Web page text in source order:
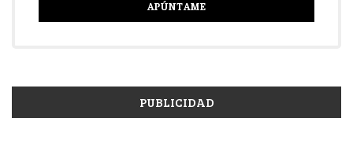
PUBLICIDAD